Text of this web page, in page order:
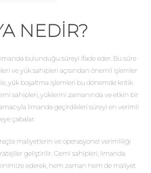
NEDIR?
bulunduğu süreyi ifade eder. Bu süre
ve yük sahipleri açısından önemli işlemler
yük boşaltma işlemleri bu dönemde kritik
sahipleri, yüklerini zamanında ve etkin bir
limanda geçirdikleri süreyi en verimli
çabalar.
maliyetlerin ve operasyonel verimliliği
geliştirilir. Gemi sahipleri, limanda
ederek, hem zaman hem de maliyet